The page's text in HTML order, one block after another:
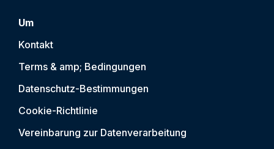
Um
Kontakt
Terms & amp; Bedingungen
Datenschutz-Bestimmungen
Cookie-Richtlinie
Vereinbarung zur Datenverarbeitung